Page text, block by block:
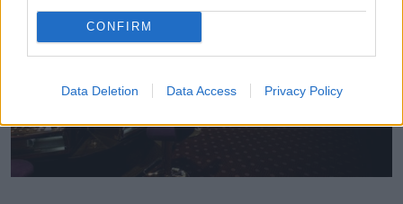
CONFIRM
Data Deletion Data Access Privacy Policy